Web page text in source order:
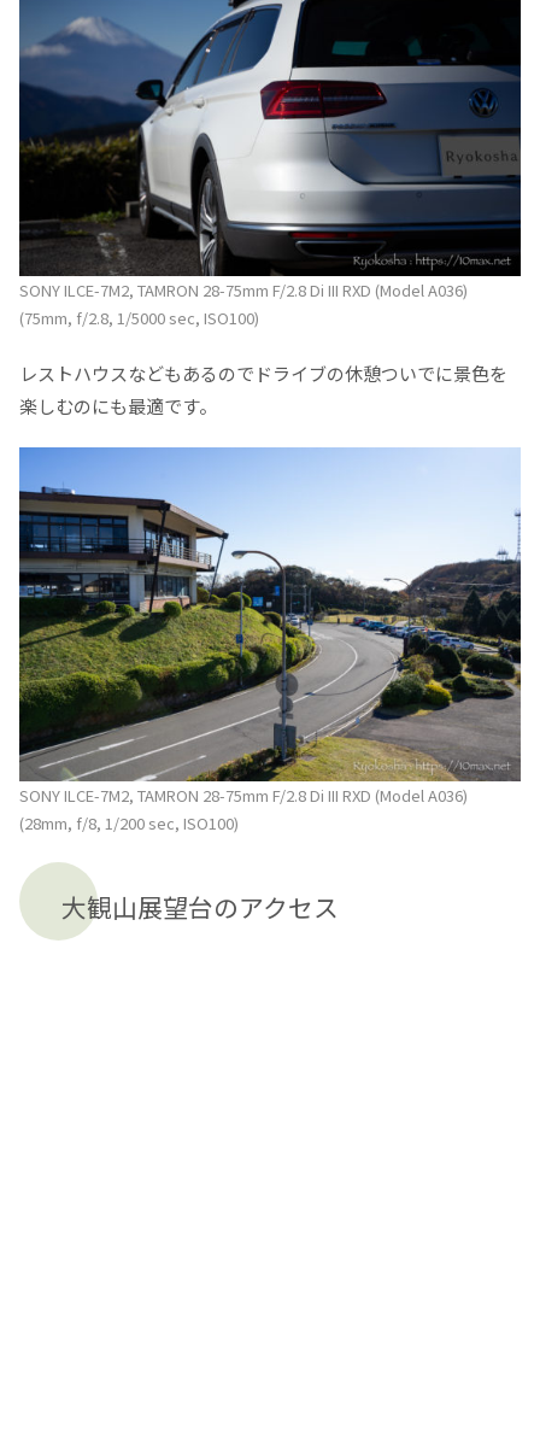
SONY ILCE-7M2, TAMRON 28-75mm F/2.8 Di III RXD (Model A036)
(75mm, f/2.8, 1/5000 sec, ISO100)
レストハウスなどもあるのでドライブの休憩ついでに景色を
楽しむのにも最適です。
SONY ILCE-7M2, TAMRON 28-75mm F/2.8 Di III RXD (Model A036)
(28mm, f/8, 1/200 sec, ISO100)
大観山展望台のアクセス